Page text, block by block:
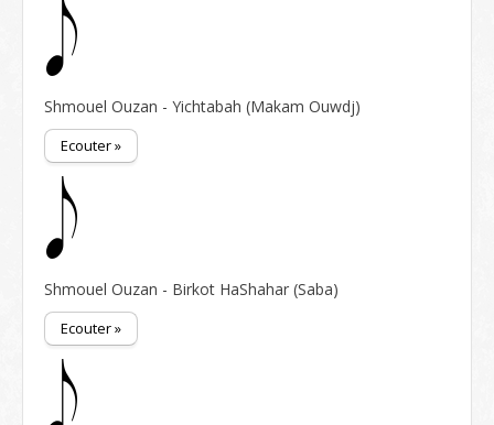
Shmouel Ouzan - Yichtabah (Makam Ouwdj)
Ecouter »
Shmouel Ouzan - Birkot HaShahar (Saba)
Ecouter »